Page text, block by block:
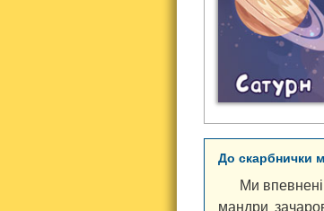
До скарбнички
Ми
мандри